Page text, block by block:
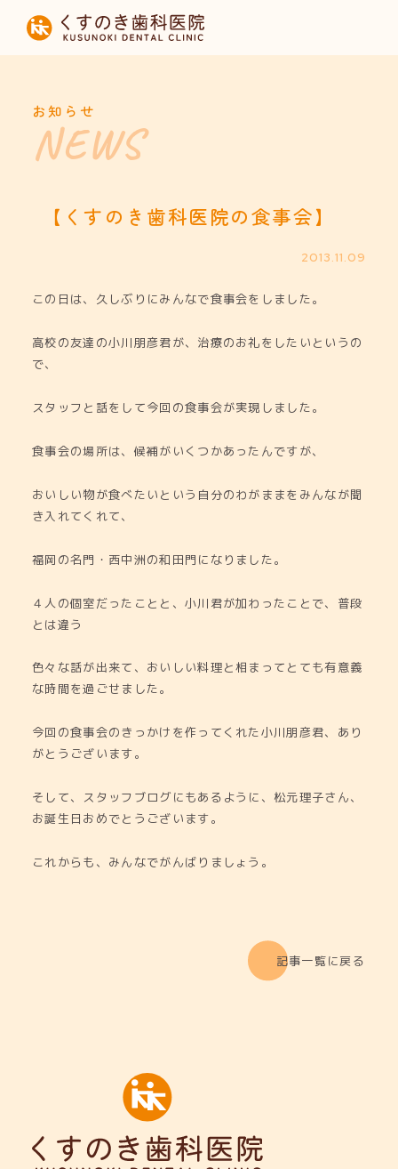
HOME
診療内容
お知らせ
お知らせ
【くすのき歯科医院の食事会】
2013.11.09
この日は、久しぶりにみんなで食事会をしました。
高校の友達の小川朋彦君が、治療のお礼をしたいというの
で、
スタッフと話をして今回の食事会が実現しました。
食事会の場所は、候補がいくつかあったんですが、
おいしい物が食べたいという自分のわがままをみんなが聞
き入れてくれて、
福岡の名門・西中洲の和田門になりました。
４人の個室だったことと、小川君が加わったことで、普段
とは違う
色々な話が出来て、おいしい料理と相まってとても有意義
な時間を過ごせました。
今回の食事会のきっかけを作ってくれた小川朋彦君、あり
がとうございます。
そして、スタッフブログにもあるように、松元理子さん、
お誕生日おめでとうございます。
これからも、みんなでがんばりましょう。
記事一覧に戻る